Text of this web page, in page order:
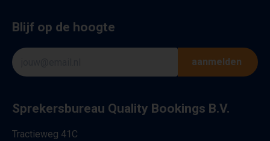
Blijf op de hoogte
aanmelden
Sprekersbureau Quality Bookings B.V.
Tractieweg 41C